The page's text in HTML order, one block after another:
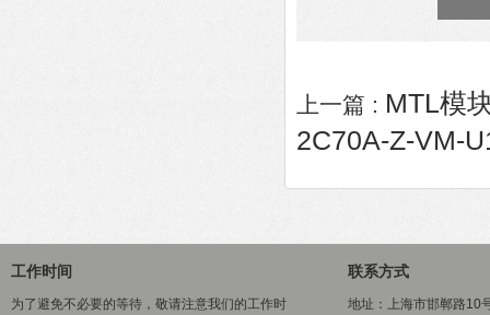
上一篇 : MTL模
2C70A-Z-VM-
工作时间
为了避免不必要的等待，敬请注意我们的工作时
联系方式
地址：上海市邯郸路10